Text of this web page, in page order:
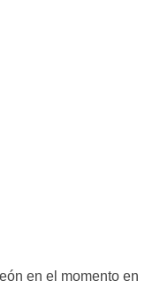
en el momento en